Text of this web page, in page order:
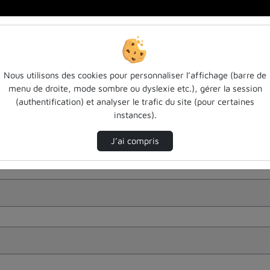
Nous utilisons des cookies pour personnaliser l’affichage (barre de
menu de droite, mode sombre ou dyslexie etc.), gérer la session
(authentification) et analyser le trafic du site (pour certaines
instances).
J’ai compris